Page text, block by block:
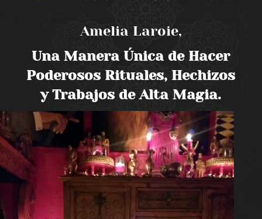
Amelia Laroie,
Una Manera Única de Hacer
Poderosos Rituales, Hechizos
y Trabajos de Alta Magia.